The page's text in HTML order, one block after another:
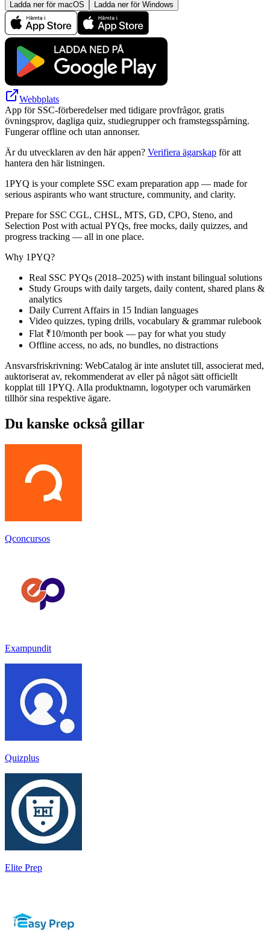
Ladda ner för macOS Ladda ner för Windows
Webbplats
App för SSC-förberedelser med tidigare provfrågor, gratis
övningsprov, dagliga quiz, studiegrupper och framstegsspårning.
Fungerar offline och utan annonser.
Är du utvecklaren av den här appen? Verifiera ägarskap för att
hantera den här listningen.
1PYQ is your complete SSC exam preparation app — made for
serious aspirants who want structure, community, and clarity.
Prepare for SSC CGL, CHSL, MTS, GD, CPO, Steno, and
Selection Post with actual PYQs, free mocks, daily quizzes, and
progress tracking — all in one place.
Why 1PYQ?
Real SSC PYQs (2018–2025) with instant bilingual solutions
Study Groups with daily targets, daily content, shared plans &
analytics
Daily Current Affairs in 15 Indian languages
Video quizzes, typing drills, vocabulary & grammar rulebook
Flat ₹10/month per book — pay for what you study
Offline access, no ads, no bundles, no distractions
Ansvarsfriskrivning: WebCatalog är inte anslutet till, associerat med,
auktoriserat av, rekommenderat av eller på något sätt officiellt
kopplat till 1PYQ. Alla produktnamn, logotyper och varumärken
tillhör sina respektive ägare.
Du kanske också gillar
Qconcursos
Exampundit
Quizplus
Elite Prep